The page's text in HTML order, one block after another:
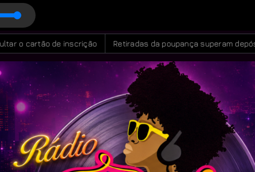
com Auto DJ
Retiradas da poupança superam depósitos em R$ 7,15 bilhões